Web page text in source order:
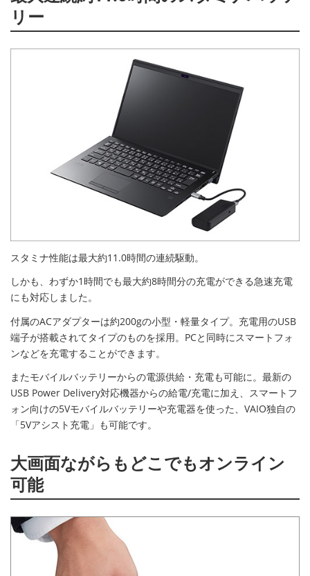
リー
スタミナ性能は最大約11.0時間の連続駆動。
しかも、わずか1時間でも最大約8時間分の充電ができる急速充電
にも対応しました。
付属のACアダプターは約200gの小型・軽量タイプ。充電用のUSB
端子が搭載されてタイプのものを採用。PCと同時にスマートフォ
ンなどを充電することができます。
またモバイルバッテリーからの電源供給・充電も可能に。最新の
USB Power Delivery対応機器からの給電/充電に加え、スマートフ
ォン向けの5Vモバイルバッテリーや充電器を使った、VAIO独自の
「5Vアシスト充電」も可能です。
大画面ながらもどこでもオンライン
可能